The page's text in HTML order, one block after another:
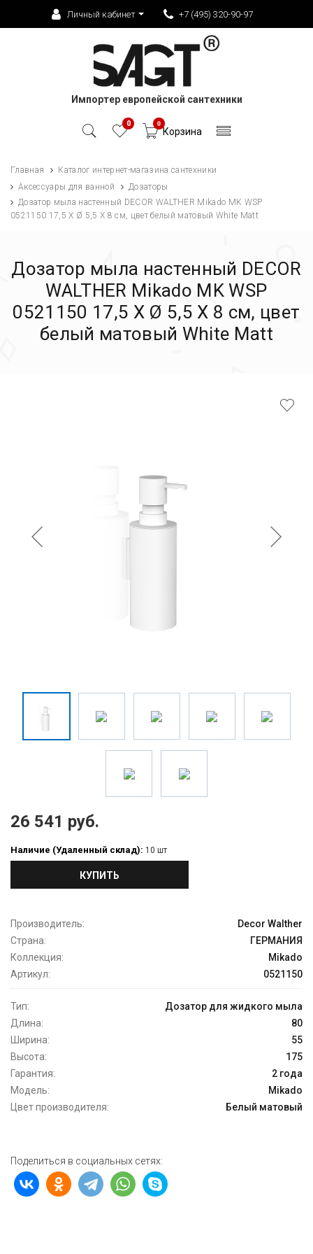
Личный кабинет +7 (495) 320-90-97
Импортер европейской сантехники
0 0
Корзина
Главная
Каталог интернет-магазина сантехники
Аксессуары для ванной
Дозаторы
Дозатор мыла настенный DECOR WALTHER Mikado MK WSP
0521150 17,5 X Ø 5,5 X 8 см, цвет белый матовый White Matt
Дозатор мыла настенный DECOR
WALTHER Mikado MK WSP
0521150 17,5 X Ø 5,5 X 8 см, цвет
белый матовый White Matt
26 541 руб.
Наличие (Удаленный склад): 10 шт
КУПИТЬ
Производитель:
Decor Walther
Страна:
ГЕРМАНИЯ
Коллекция:
Mikado
Артикул:
0521150
Тип:
Дозатор для жидкого мыла
Длина:
80
Ширина:
55
Высота:
175
Гарантия:
2 года
Модель:
Mikado
Цвет производителя:
Белый матовый
Поделиться в социальных сетях: